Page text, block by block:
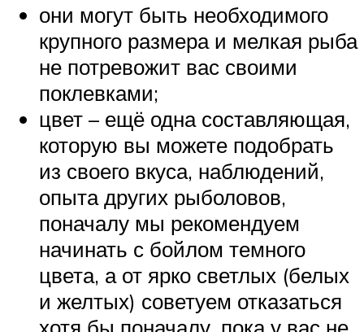
они могут быть необходимого
крупного размера и мелкая рыба
не потревожит вас своими
поклевками;
цвет – ещё одна составляющая,
которую вы можете подобрать
из своего вкуса, наблюдений,
опыта других рыболовов,
поначалу мы рекомендуем
начинать с бойлом темного
цвета, а от ярко светлых (белых
и желтых) советуем отказаться